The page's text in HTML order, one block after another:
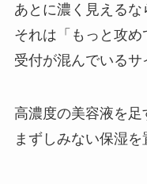
あとに濃く見えるな
それは「もっと攻
受付が混んでいるサ
高濃度の美容液を足
まずしみない保湿を